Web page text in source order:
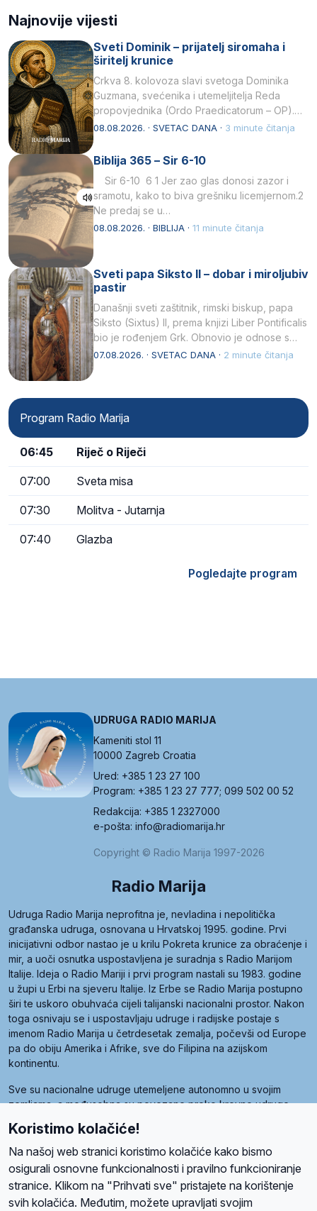
Najnovije vijesti
Sveti Dominik – prijatelj siromaha i
širitelj krunice
Crkva 8. kolovoza slavi svetoga Dominika
Guzmana, svećenika i utemeljitelja Reda
propovjednika (Ordo Praedicatorum – OP).
Svojim životom, dubokom ljubavlju prema
08.08.2026. · SVETAC DANA · 3 minute čitanja
Biblija 365 – Sir 6-10
Sir 6-10 6 1 Jer zao glas donosi zazor i
sramotu, kako to biva grešniku licemjernom.2
Ne predaj se u…
08.08.2026. · BIBLIJA · 11 minute čitanja
Sveti papa Siksto II – dobar i miroljubiv
pastir
Današnji sveti zaštitnik, rimski biskup, papa
Siksto (Sixtus) II, prema knjizi Liber Pontificalis
bio je rođenjem Grk. Obnovio je odnose s
afričkim…
07.08.2026. · SVETAC DANA · 2 minute čitanja
Program Radio Marija
06:45 Riječ o Riječi
07:00 Sveta misa
07:30 Molitva - Jutarnja
07:40 Glazba
Pogledajte program
UDRUGA RADIO MARIJA
Kameniti stol 11
10000 Zagreb Croatia
Ured: +385 1 23 27 100
Program: +385 1 23 27 777; 099 502 00 52
Redakcija: +385 1 2327000
e-pošta: info@radiomarija.hr
Copyright © Radio Marija 1997-2026
Radio Marija
Udruga Radio Marija neprofitna je, nevladina i nepolitička
građanska udruga, osnovana u Hrvatskoj 1995. godine. Prvi
inicijativni odbor nastao je u krilu Pokreta krunice za obraćenje i
mir, a uoči osnutka uspostavljena je suradnja s Radio Marijom
Italije. Ideja o Radio Mariji i prvi program nastali su 1983. godine
u župi u Erbi na sjeveru Italije. Iz Erbe se Radio Marija postupno
širi te uskoro obuhvaća cijeli talijanski nacionalni prostor. Nakon
toga osnivaju se i uspostavljaju udruge i radijske postaje s
imenom Radio Marija u četrdesetak zemalja, počevši od Europe
pa do obiju Amerika i Afrike, sve do Filipina na azijskom
kontinentu.
Sve su nacionalne udruge utemeljene autonomno u svojim
zemljama, a međusobna su povezane preko krovne udruge
Radio Maria). Svjetsku obitelj utemeljilo je sedam članica, među
kojima je i hrvatska Udruga Radio Marija.
Koristimo kolačiće!
Na našoj web stranici koristimo kolačiće kako bismo
osigurali osnovne funkcionalnosti i pravilno funkcioniranje
stranice. Klikom na "Prihvati sve" pristajete na korištenje
svih kolačića. Međutim, možete upravljati svojim